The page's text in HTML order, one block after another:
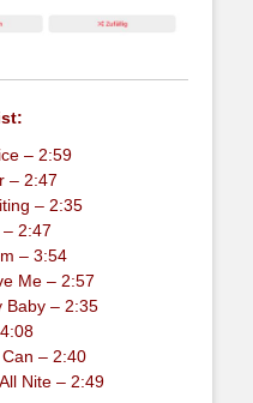
– 2:59
– 2:47
– 2:35
2:47
– 3:54
Me – 2:57
Baby – 2:35
– 2:40
Nite – 2:49